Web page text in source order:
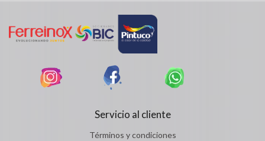
Servicio al cliente
Términos y condiciones